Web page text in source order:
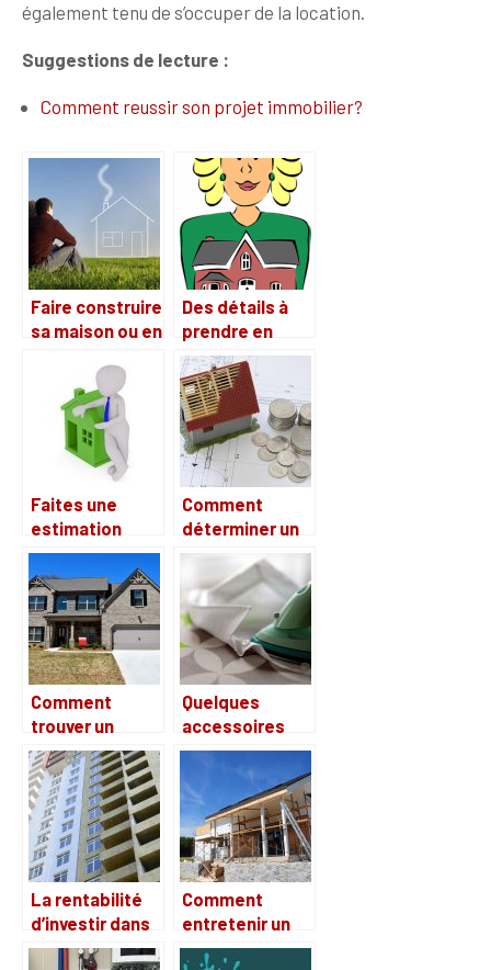
également tenu de s’occuper de la location.
Suggestions de lecture :
Comment reussir son projet immobilier?
Faire construire
sa maison ou en
Des détails à
prendre en
compte avant
l’estimation de
sa maison
Faites une
estimation
maison gratuite
vous même
avant de fixer
un prix de
vente!
Comment
déterminer un
budget pour
faire construire
sa maison ?
Comment
trouver un
logement en
location ?
Quelques
accessoires
indispensables
de maison
La rentabilité
d’investir dans
l’immobilier en
Comment
entretenir un
grand